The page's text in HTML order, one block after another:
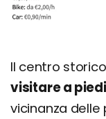
Il centro
visitare a
vicinanza delle